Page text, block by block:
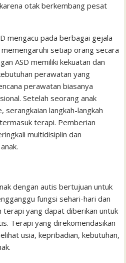
otak berkembang pesat
mengacu pada berbagai gejala
setiap orang secara
ASD memiliki kekuatan dan
perawatan yang
perawatan biasanya
Setelah seorang anak
serangkaian langkah-langkah
terapi. Pemberian
multidisiplin dan
dengan autis bertujuan untuk
fungsi sehari-hari dan
terapi yang dapat diberikan untuk
Terapi yang direkomendasikan
usia, kepribadian, kebutuhan,